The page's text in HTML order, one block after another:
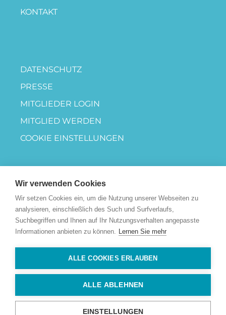
KONTAKT
DATENSCHUTZ
PRESSE
MITGLIEDER LOGIN
MITGLIED WERDEN
COOKIE EINSTELLUNGEN
Wir verwenden Cookies
Wir setzen Cookies ein, um die Nutzung unserer Webseiten zu
analysieren, einschließlich des Such und Surfverlaufs,
Suchbegriffen und Ihnen auf Ihr Nutzungsverhalten angepasste
Informationen anbieten zu können. Lernen Sie mehr
ALLE COOKIES ERLAUBEN
ALLE ABLEHNEN
EINSTELLUNGEN